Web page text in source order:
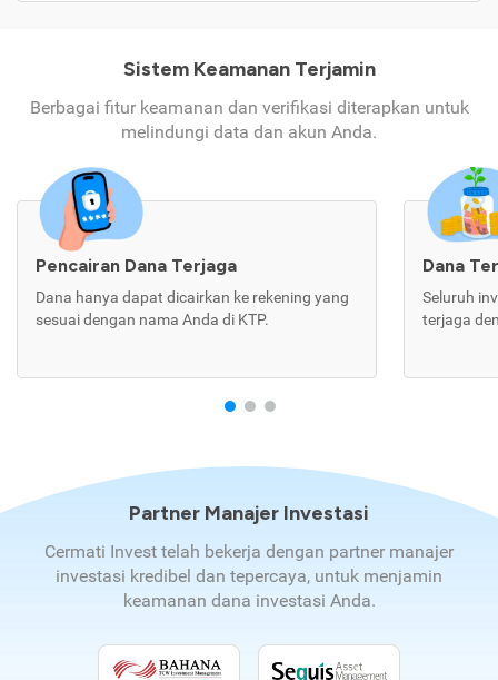
Sistem Keamanan Terjamin
Berbagai fitur keamanan dan verifikasi diterapkan untuk
melindungi data dan akun Anda.
Pencairan Dana Terjaga
Dana hanya dapat dicairkan ke rekening yang
sesuai dengan nama Anda di KTP.
Dana
Seluruh
terjaga
Partner Manajer Investasi
Cermati Invest telah bekerja dengan partner manajer
investasi kredibel dan tepercaya, untuk menjamin
keamanan dana investasi Anda.